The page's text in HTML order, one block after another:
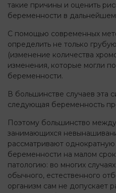
такие причины и оценить
беременности в
С помощью современных
определить не только
(изменение количества
изменения, которые могли
беременности.
В большинстве случаев эта
следующая беременность
Поэтому большинство
занимающихся
рассматривают однократную
беременности на малом
патологию: во многих
обычного, естественного
организм сам не допускает